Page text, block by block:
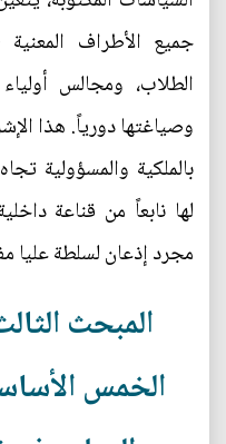
جميع الأطراف
الطلاب، ومجالس
وصياغتها دورياً. هذا
بالملكية والمسؤولية
لها نابعاً من قناعة
مجرد إذعان لسلطة عليا
المبحث
الخمس